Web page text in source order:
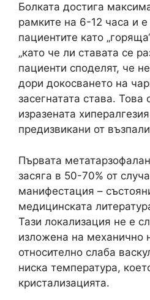
Болката достига
рамките на 6-12 часа и
пациентите като
„като че ли ставата се
пациенти споделят, че
дори докосването на
засегнатата става.
изразената
предизвикани от
Първата
засяга в 50-70% от
манифестация –
медицинската
Тази локализация не е
изложена на механично
относително слаба
ниска температура,
кристализацията.